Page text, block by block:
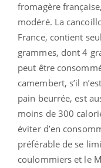
fromagère
modéré. La
France, contient
grammes, dont 4
peut être
camembert, s’il
pain beurrée, est
moins de 300
éviter d’en
préférable de se
coulommiers et le